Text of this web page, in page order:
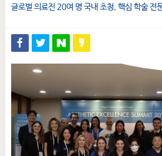
글로벌 의료진 20여 명 국내 초청, 핵심 학술 전